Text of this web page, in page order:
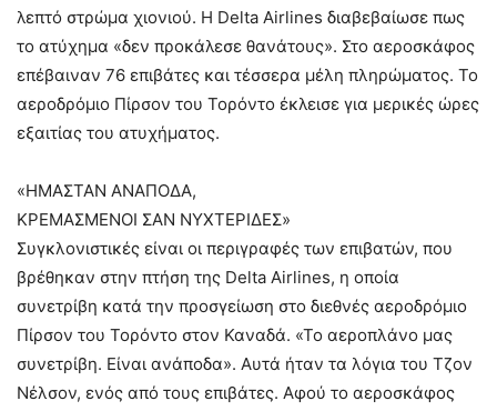
λεπτό στρώμα χιονιού. Η Delta Airlines διαβεβαίωσε πως
το ατύχημα «δεν προκάλεσε θανάτους». Στο αεροσκάφος
επέβαιναν 76 επιβάτες και τέσσερα μέλη πληρώματος. Το
αεροδρόμιο Πίρσον του Τορόντο έκλεισε για μερικές ώρες
εξαιτίας του ατυχήματος.
«ΗΜΑΣΤΑΝ ΑΝΑΠΟΔΑ,
ΚΡΕΜΑΣΜΕΝΟΙ ΣΑΝ ΝΥΧΤΕΡΙΔΕΣ»
Συγκλονιστικές είναι οι περιγραφές των επιβατών, που
βρέθηκαν στην πτήση της Delta Airlines, η οποία
συνετρίβη κατά την προσγείωση στο διεθνές αεροδρόμιο
Πίρσον του Τορόντο στον Καναδά. «Το αεροπλάνο μας
συνετρίβη. Είναι ανάποδα». Αυτά ήταν τα λόγια του Τζον
Νέλσον, ενός από τους επιβάτες. Αφού το αεροσκάφος